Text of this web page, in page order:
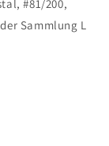
#81/200,
Sammlung L